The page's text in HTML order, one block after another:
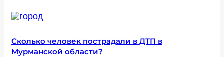
Сколько человек пострадали в ДТП в
Мурманской области?